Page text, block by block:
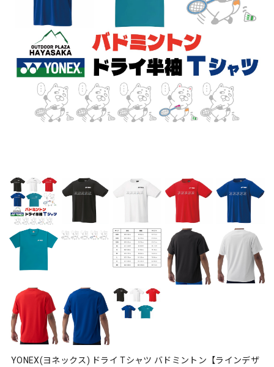
YONEX(ヨネックス) ドライ Tシャツ バドミントン【ラインデザ